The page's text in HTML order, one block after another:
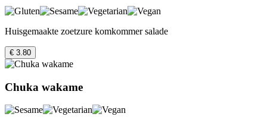
Huisgemaakte zoetzure komkommer salade
€ 3.80
Chuka wakame